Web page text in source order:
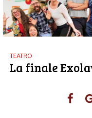
TEATRO
La finale